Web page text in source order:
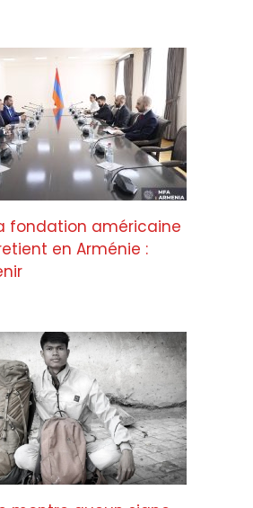
fondation américaine
en Arménie :